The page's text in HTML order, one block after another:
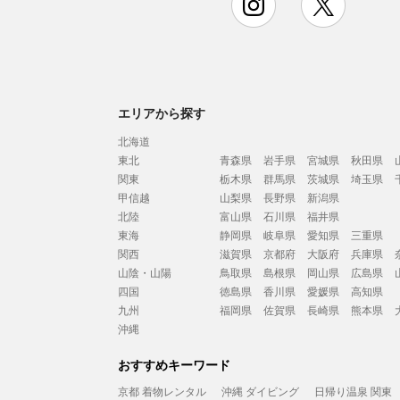
エリアから探す
北海道
東北
青森県 岩手県 宮城県 秋田県
関東
栃木県 群馬県 茨城県 埼玉県
甲信越
山梨県 長野県
新潟県
北陸
富山県 石川県
福井県
東海
静岡県 岐阜県 愛知県
三重県
関西
滋賀県 京都府 大阪府 兵庫県
山陰・山陽
鳥取県 島根県 岡山県 広島県
四国
徳島県 香川県 愛媛県
高知県
九州
福岡県 佐賀県 長崎県 熊本県
沖縄
おすすめキーワード
京都 着物レンタル 沖縄 ダイビング 日帰り温泉 関東